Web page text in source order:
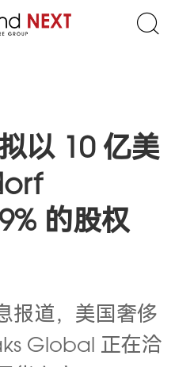
以 10 亿美
的股权
报道， 美国奢侈
Global 正在洽